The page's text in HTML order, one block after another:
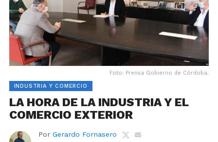
Foto: Prensa Gobierno de Córdoba.
INDUSTRIA Y COMERCIO
LA HORA DE LA INDUSTRIA Y EL
COMERCIO EXTERIOR
Por Gerardo Fornasero